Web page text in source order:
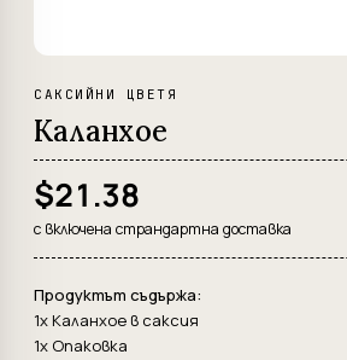
САКСИЙНИ ЦВЕТЯ
Каланхое
$21.38
с включена страндартна доставка
Продуктът съдържа:
1x Каланхое в саксия
1x Опаковка